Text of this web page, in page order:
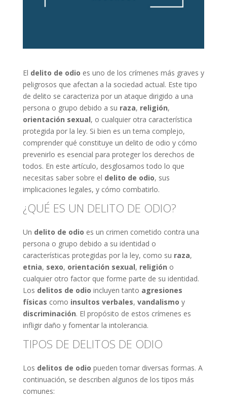
El delito de odio es uno de los crímenes más graves y
peligrosos que afectan a la sociedad actual. Este tipo
de delito se caracteriza por un ataque dirigido a una
persona o grupo debido a su raza, religión,
orientación sexual, o cualquier otra característica
protegida por la ley. Si bien es un tema complejo,
comprender qué constituye un delito de odio y cómo
prevenirlo es esencial para proteger los derechos de
todos. En este artículo, desglosamos todo lo que
necesitas saber sobre el delito de odio, sus
implicaciones legales, y cómo combatirlo.
¿QUÉ ES UN DELITO DE ODIO?
Un delito de odio es un crimen cometido contra una
persona o grupo debido a su identidad o
características protegidas por la ley, como su raza,
etnia, sexo, orientación sexual, religión o
cualquier otro factor que forme parte de su identidad.
Los delitos de odio incluyen tanto agresiones
físicas como insultos verbales, vandalismo y
discriminación. El propósito de estos crímenes es
infligir daño y fomentar la intolerancia.
TIPOS DE DELITOS DE ODIO
Los delitos de odio pueden tomar diversas formas. A
continuación, se describen algunos de los tipos más
comunes: